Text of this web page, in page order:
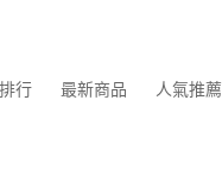
行 最新商品 人氣推薦